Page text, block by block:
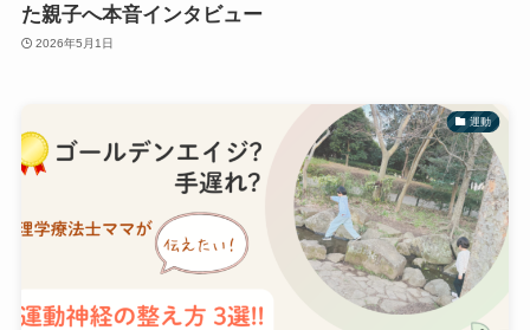
た親子へ本音インタビュー
2026年5月1日
運動